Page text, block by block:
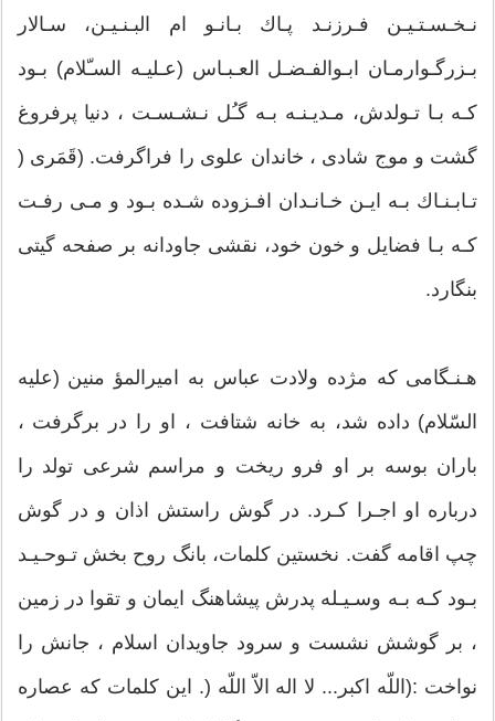
نـخـسـتـیـن فـرزنـد پـاك بـانـو ام البـنـیـن، سـالار
بـزرگـوارمـان ابـوالفـضـل العـبـاس (عـلیـه السـّلام) بـود
كـه بـا تـولدش، مـدیـنـه بـه گـُل نـشـسـت ، دنیا پرفروغ
گشت و موج شادى ، خاندان علوى را فراگرفت. (قَمَرى (
تـابـنـاك بـه ایـن خـانـدان افـزوده شـده بـود و مـى رفـت
كـه بـا فضایل و خون خود، نقشى جاودانه بر صفحه گیتى
بنگارد.
هـنـگامى كه مژده ولادت عباس به امیرالمؤ منین (علیه
السّلام) داده شد، به خانه شتافت ، او را در برگرفت ،
باران بوسه بر او فرو ریخت و مراسم شرعى تولد را
درباره او اجـرا كـرد. در گوش راستش اذان و در گوش
چپ اقامه گفت. نخستین كلمات، بانگ روح بخش تـوحـیـد
بـود كـه بـه وسـیـله پدرش پیشاهنگ ایمان و تقوا در زمین
، بر گوشش نشست و سرود جاویدان اسلام ، جانش را
نواخت :(اللّه اكبر... لا اله الاّ اللّه (. این كلمات كه عصاره